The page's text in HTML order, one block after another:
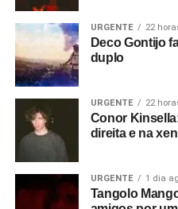
newslettere receba
mail.
URGENTE 22
Deco Gontijo
duplo
URGENTE 22
Conor
direita e na
URGENTE 1 dia
Tangolo